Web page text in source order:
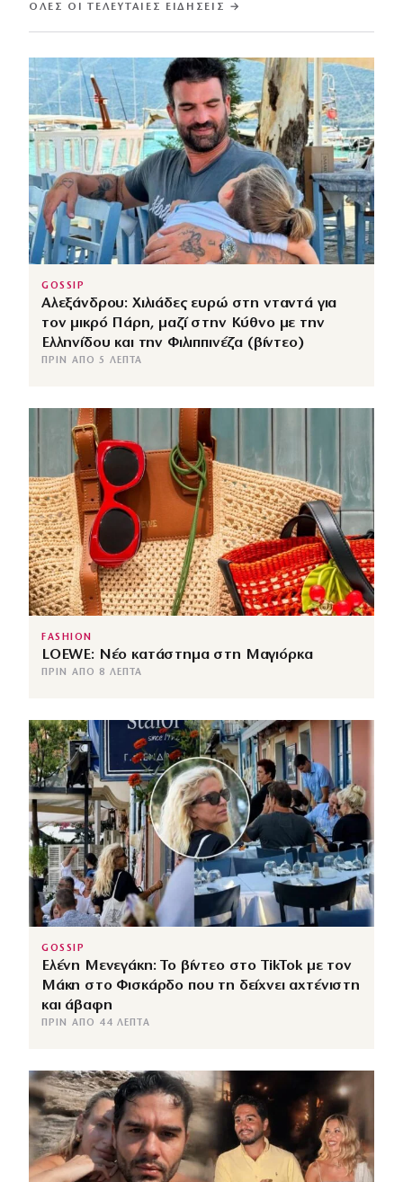
ΌΛΕΣ ΟΙ ΤΕΛΕΥΤΑΊΕΣ ΕΙΔΉΣΕΙΣ →
GOSSIP
Αλεξάνδρου: Χιλιάδες ευρώ στη νταντά για
τον μικρό Πάρη, μαζί στην Κύθνο με την
Ελληνίδου και την Φιλιππινέζα (βίντεο)
ΠΡΙΝ ΑΠΌ 5 ΛΕΠΤΆ
FASHION
LOEWE: Νέο κατάστημα στη Μαγιόρκα
ΠΡΙΝ ΑΠΌ 8 ΛΕΠΤΆ
GOSSIP
Ελένη Μενεγάκη: Το βίντεο στο TikTok με τον
Μάκη στο Φισκάρδο που τη δείχνει αχτένιστη
και άβαφη
ΠΡΙΝ ΑΠΌ 44 ΛΕΠΤΆ